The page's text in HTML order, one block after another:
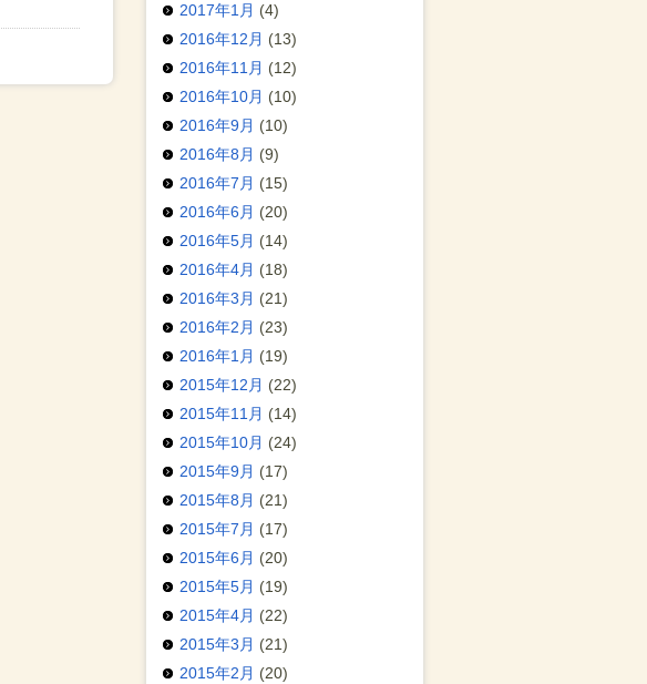
2017年1月 (4)
2016年12月 (13)
2016年11月 (12)
2016年10月 (10)
2016年9月 (10)
2016年8月 (9)
2016年7月 (15)
2016年6月 (20)
2016年5月 (14)
2016年4月 (18)
2016年3月 (21)
2016年2月 (23)
2016年1月 (19)
2015年12月 (22)
2015年11月 (14)
2015年10月 (24)
2015年9月 (17)
2015年8月 (21)
2015年7月 (17)
2015年6月 (20)
2015年5月 (19)
2015年4月 (22)
2015年3月 (21)
2015年2月 (20)